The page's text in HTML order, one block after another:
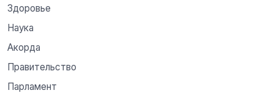
Здоровье
Наука
Акорда
Правительство
Парламент